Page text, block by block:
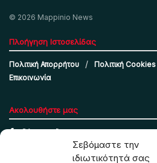
Σεβόμαστε την
ιδιωτικότητά σας
© 2026 Mappinio News
Πλοήγηση Ιστοσελίδας
Πολιτική Απορρήτου Πολιτική Cookies
Επικοινωνία
Ακολουθήστε μας